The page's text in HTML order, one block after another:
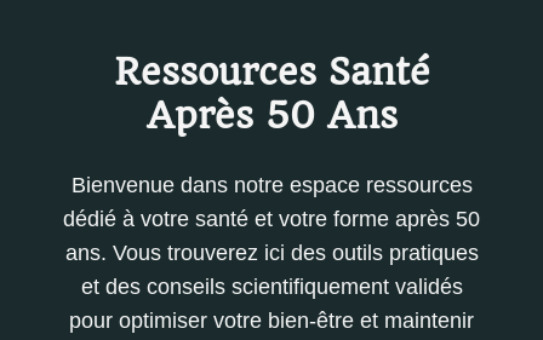
Ressources Santé
Après 50 Ans
Bienvenue dans notre espace ressources
dédié à votre santé et votre forme après 50
ans. Vous trouverez ici des outils pratiques
et des conseils scientifiquement validés
pour optimiser votre bien-être et maintenir